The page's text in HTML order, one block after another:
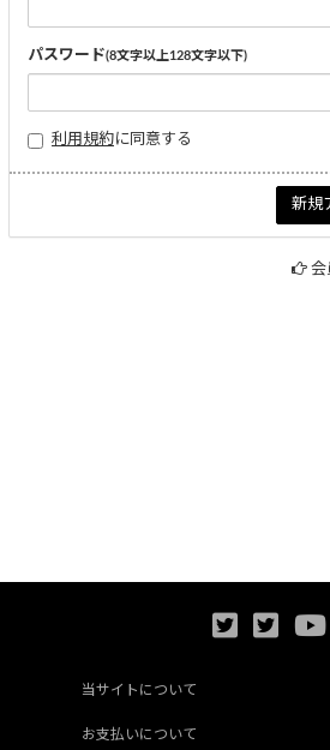
パスワード(8文字以上128文字以下)
利用規約に同意する
会
当サイトについて
お支払いについて